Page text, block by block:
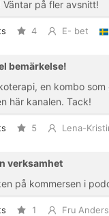
på fler avsnitt!
4 E- bet
bemärkelse!
en kombo
här kanalen. Tack!
5 Lena-
verksamhet
på kommersen i
1 Fru